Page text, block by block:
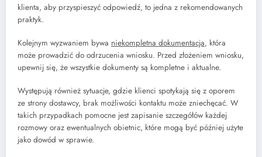
klienta, aby przyspieszyć odpowiedź, to jedna z rekomendowanych
praktyk.
Kolejnym wyzwaniem bywa niekompletna dokumentacja, która
może prowadzić do odrzucenia wniosku. Przed złożeniem wniosku,
upewnij się, że wszystkie dokumenty są kompletne i aktualne.
Występują również sytuacje, gdzie klienci spotykają się z oporem
ze strony dostawcy, brak możliwości kontaktu może zniechęcać. W
takich przypadkach pomocne jest zapisanie szczegółów każdej
rozmowy oraz ewentualnych obietnic, które mogą być później użyte
jako dowód w sprawie.